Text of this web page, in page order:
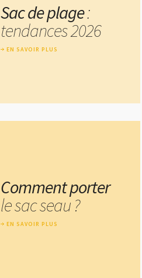
Sac de plage:
tendances 2026
EN SAVOIR PLUS
Comment porter
le sac seau ?
EN SAVOIR PLUS